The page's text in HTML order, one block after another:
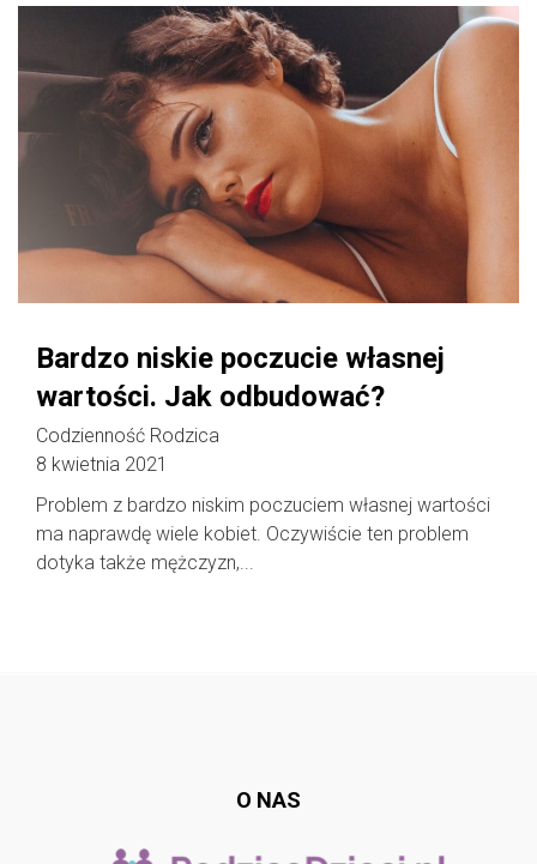
Bardzo niskie poczucie własnej
wartości. Jak odbudować?
Codzienność Rodzica
8 kwietnia 2021
Problem z bardzo niskim poczuciem własnej wartości
ma naprawdę wiele kobiet. Oczywiście ten problem
dotyka także mężczyzn,...
O NAS